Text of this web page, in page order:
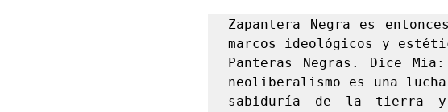
Zapantera Negra es
marcos ideológicos y
Panteras Negras. Dice
neoliberalismo es una
sabiduría de la tierra y